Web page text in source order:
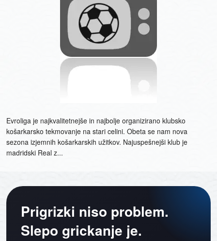
Evroliga je najkvalitetnejše in najbolje organizirano klubsko
košarkarsko tekmovanje na stari celini. Obeta se nam nova
sezona izjemnih košarkarskih užitkov. Najuspešnejši klub je
madridski Real z...
Prigrizki niso problem.
Slepo grickanje je.